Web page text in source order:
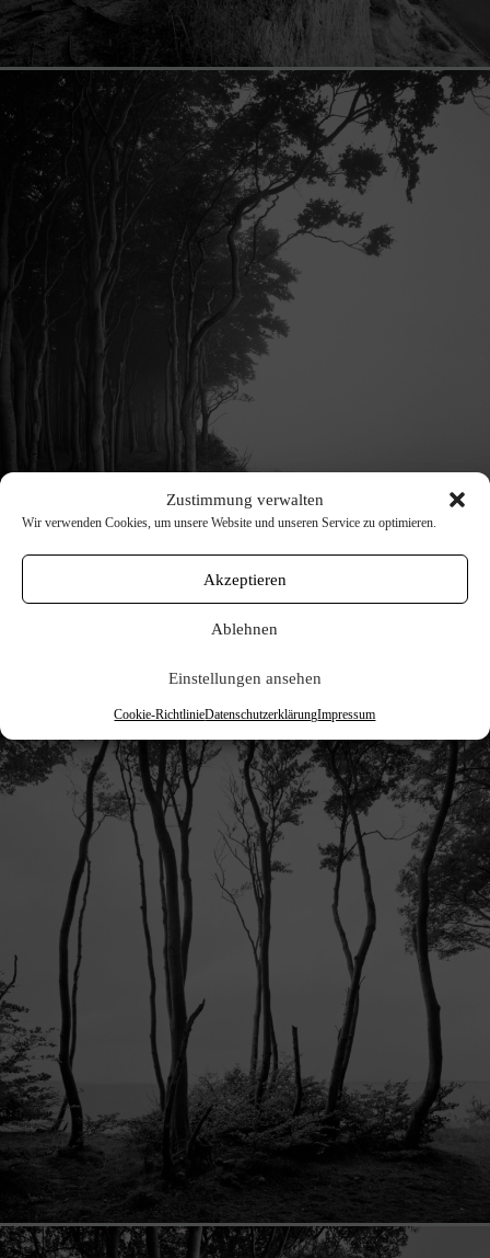
Zustimmung verwalten
Wir verwenden Cookies, um unsere Website und unseren Service zu optimieren.
Akzeptieren
Ablehnen
Einstellungen ansehen
Cookie-RichtlinieDatenschutzerklärungImpressum